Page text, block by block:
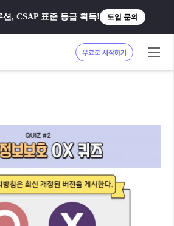
, CSAP 표준 등급 획득! 도입 문의
무료로 시작하기